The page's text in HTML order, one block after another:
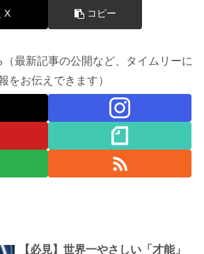
X コピー
最新記事の公開など、タイムリーに
をお伝えできます）
【必見】世界一やさしい「才能」